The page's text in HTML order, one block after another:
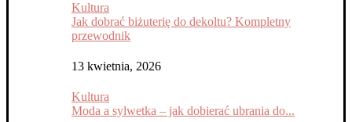
Kultura
Jak dobrać biżuterię do dekoltu? Kompletny
przewodnik
13 kwietnia, 2026
Kultura
Moda a sylwetka – jak dobierać ubrania do...